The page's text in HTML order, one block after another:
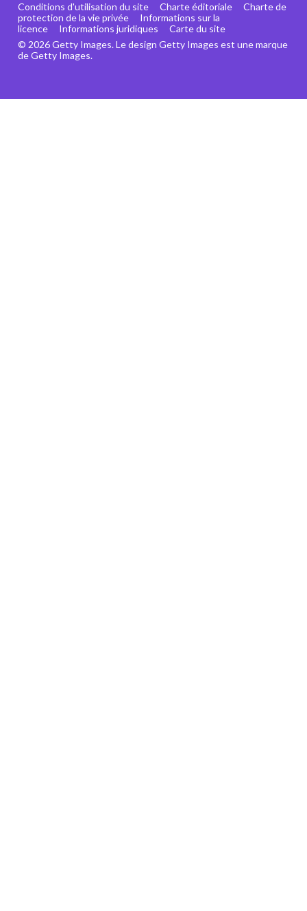
© 2026 Getty Images. Le design Getty Images est une marque
de Getty Images.
Conditions d'utilisation du site Charte éditoriale
Charte de
protection de la vie privée
Informations sur la
licence
Informations juridiques Carte du site